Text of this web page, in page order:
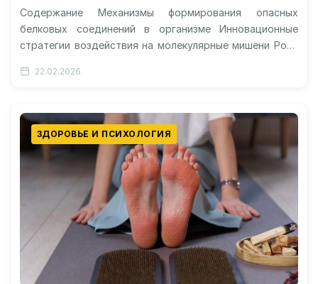
Содержание Механизмы формирования опасных
белковых соединений в организме Инновационные
стратегии воздействия на молекулярные мишени Роль
Перспективы полного выздоровления и…
22.02.2026
ЗДОРОВЬЕ И ПСИХОЛОГИЯ